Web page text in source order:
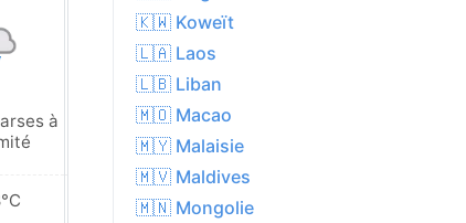
à
Pluies éparses à
proximité
34.4°C
🇰🇼 Koweït
🇱🇦 Laos
🇱🇧 Liban
🇲🇴 Macao
🇲🇾 Malaisie
🇲🇻 Maldives
🇲🇳 Mongolie